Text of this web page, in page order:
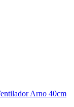
Arno 40cm